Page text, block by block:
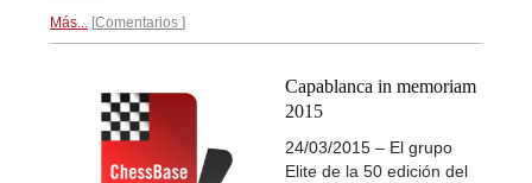
Más... Comentarios
Capablanca in memoriam
2015
24/03/2015 – El grupo
Elite de la 50 edición del